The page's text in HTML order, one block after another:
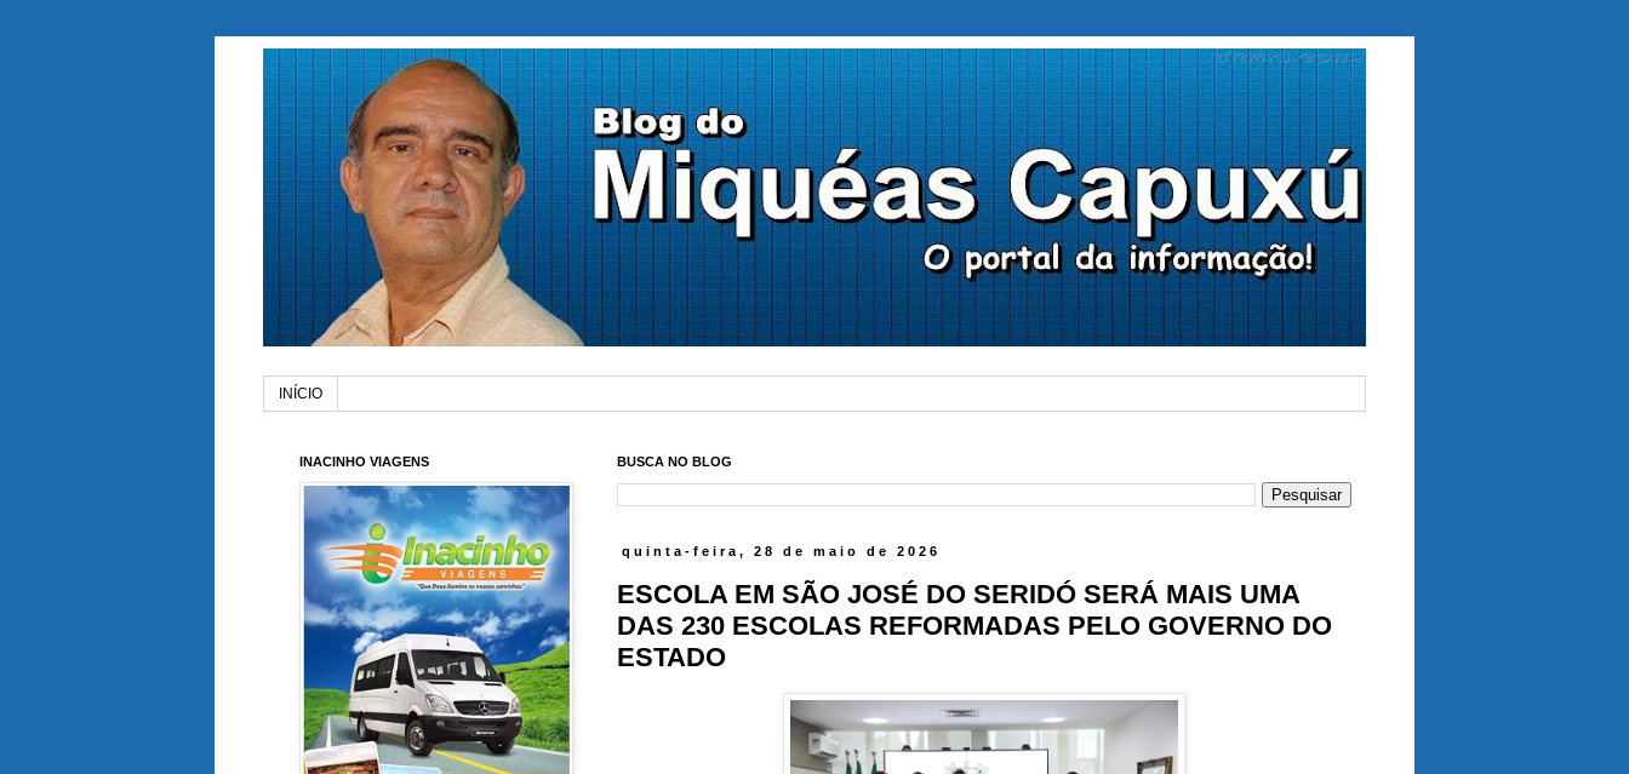
INÍCIO
BUSCA NO BLOG
quinta-feira, 28 de maio de 2026
ESCOLA EM SÃO JOSÉ DO SERIDÓ SERÁ MAIS UMA
DAS 230 ESCOLAS REFORMADAS PELO GOVERNO DO
ESTADO
INACINHO VIAGENS